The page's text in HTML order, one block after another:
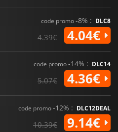
code promo-8% : DLC8
4.39€ 4.04€
code promo-14% : DLC14
5.07€ 4.36€
code promo-12% : DLC12DEAL
10.39€ 9.14€